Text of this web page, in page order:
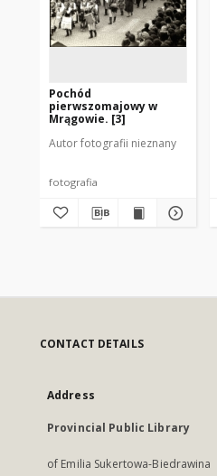
Pochód
pierwszomajowy w
Mrągowie. [3]
Autor fotografii nieznany
fotografia
CONTACT DETAILS
Address
Provincial Public Library
of Emilia Sukertowa-Biedrawina